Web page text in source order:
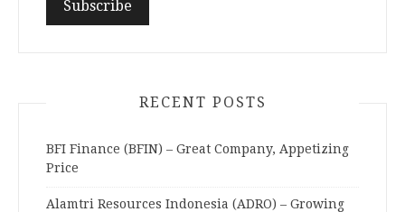
RECENT POSTS
BFI Finance (BFIN) – Great Company, Appetizing
Price
Alamtri Resources Indonesia (ADRO) – Growing